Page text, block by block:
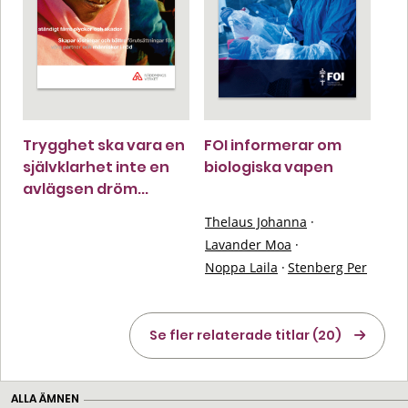
Trygghet ska vara en
självklarhet inte en
avlägsen dröm...
FOI informerar om
biologiska vapen
Thelaus Johanna ·
Lavander Moa ·
Noppa Laila · Stenberg Per
Se fler relaterade titlar (20)
ALLA ÄMNEN